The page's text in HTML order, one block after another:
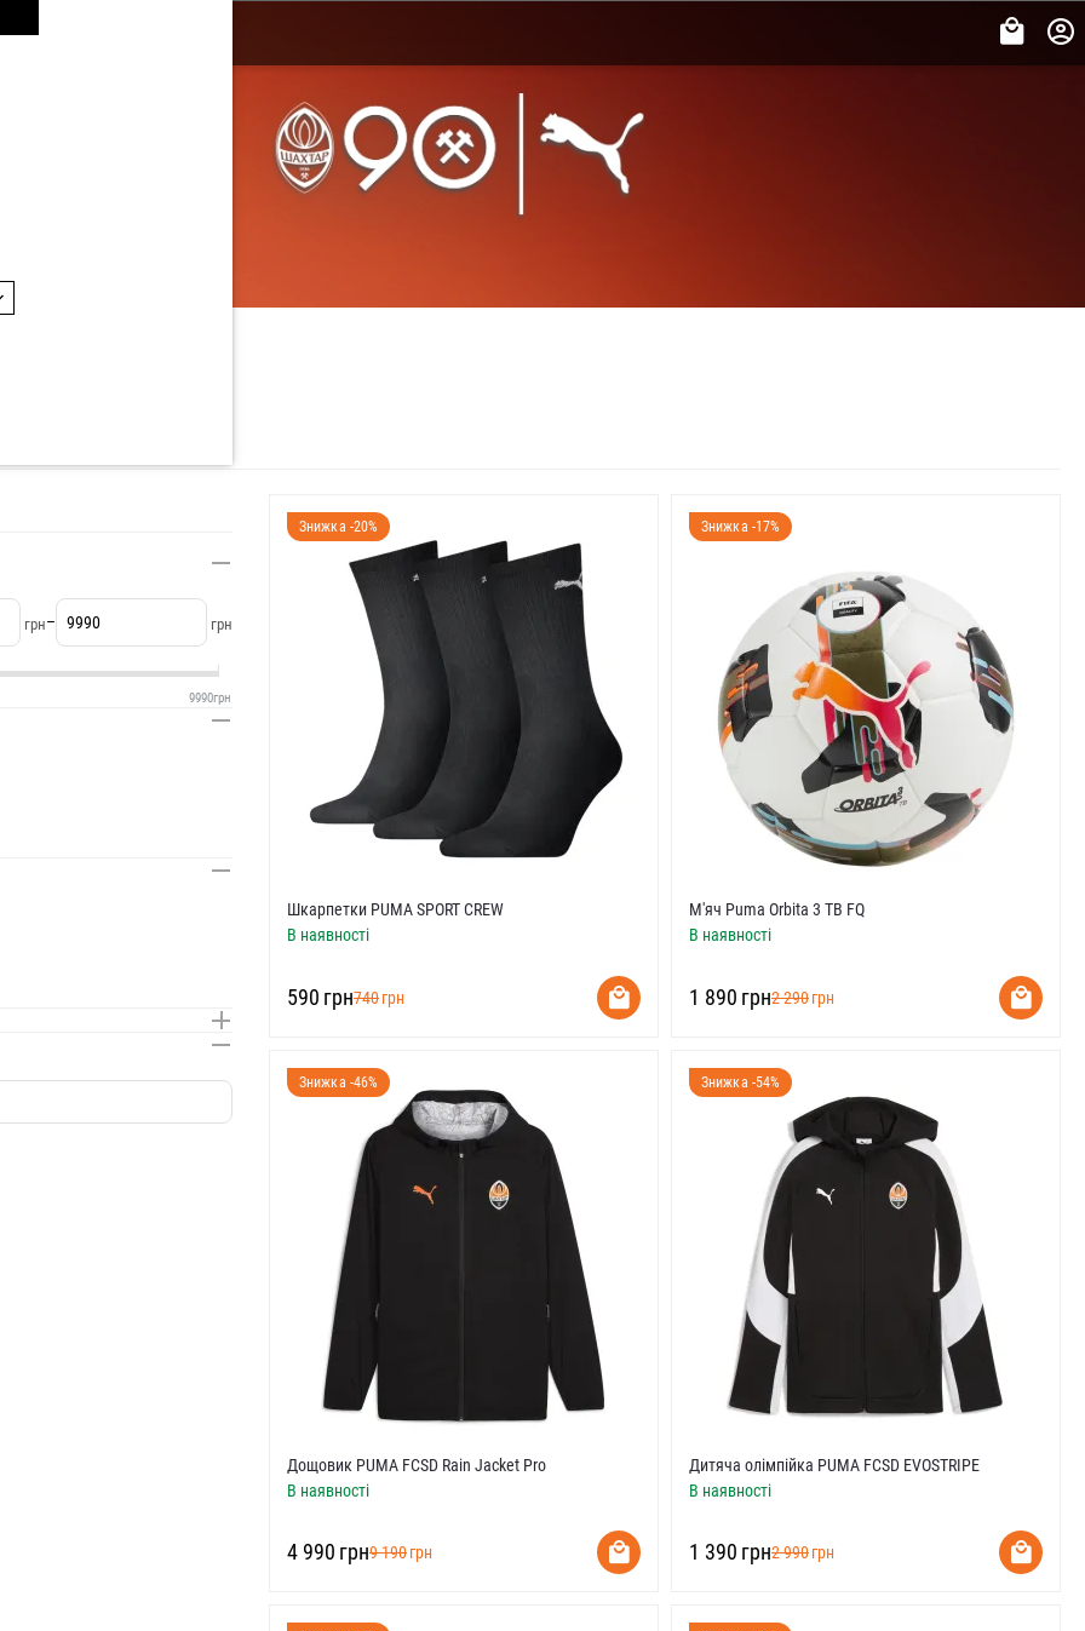
Знижка -20%
Шкарпетки PUMA SPORT CREW
В наявності
‍590‍ грн‍740‍грн
Знижка -17%
М'яч Puma Orbita 3 TB FQ
В наявності
‍1 890‍ грн‍2 290‍грн
Знижка -46%
Дощовик PUMA FCSD Rain Jacket Pro
В наявності
‍4 990‍ грн‍9 190‍грн
Знижка -54%
Дитяча олімпійка PUMA FCSD EVOSTRIPE
В наявності
‍1 390‍ грн‍2 990‍грн
грн– грн
9990грн